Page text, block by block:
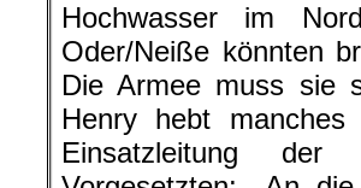
Hochwasser im
Oder/Neiße könnten
Die Armee muss sie
Henry hebt
Einsatzleitung